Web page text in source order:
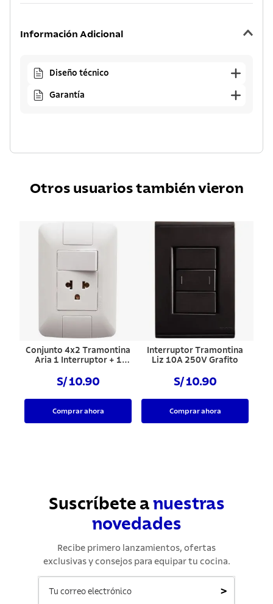
Información Adicional
Diseño técnico
Garantía
Otros usuarios también vieron
Conjunto 4x2 Tramontina
Aria 1 Interruptor + 1
S/ 10.90
Comprar ahora
Interruptor Tramontina
Liz 10A 250V Grafito
S/ 10.90
Comprar ahora
Suscríbete a nuestras
novedades
Recibe primero lanzamientos, ofertas
exclusivas y consejos para equipar tu cocina.
>